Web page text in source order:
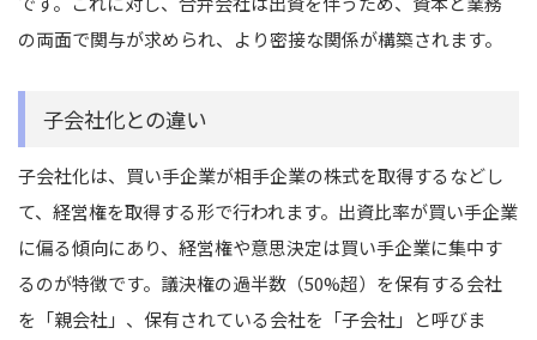
の両面で関与が求められ、より密接な関係が構築されます。
子会社化との違い
子会社化は、買い手企業が相手企業の株式を取得するなどし
て、経営権を取得する形で行われます。出資比率が買い手企業
に偏る傾向にあり、経営権や意思決定は買い手企業に集中す
るのが特徴です。議決権の過半数（50%超）を保有する会社
を「親会社」、保有されている会社を「子会社」と呼びま